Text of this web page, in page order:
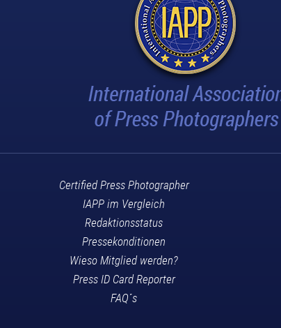
Certified Press Photographer
IAPP im Vergleich
Redaktionsstatus
Pressekonditionen
Wieso Mitglied werden?
Press ID Card Reporter
FAQ´s